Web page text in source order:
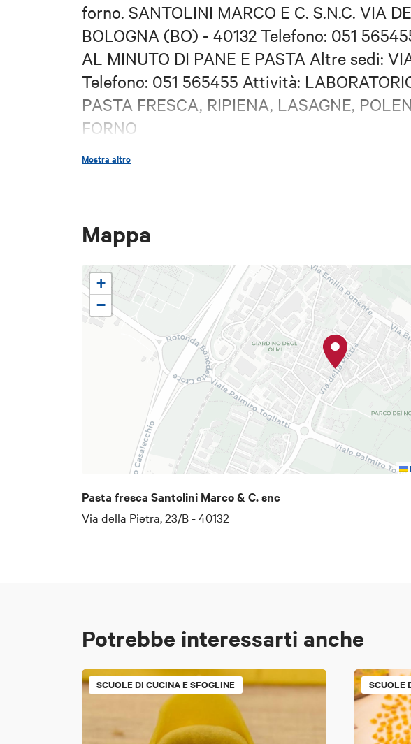
forno. SANTOLINI MARCO E C. S.N.C. VIA
BOLOGNA (BO) - 40132 Telefono: 051
AL MINUTO DI PANE E PASTA Altre sedi:
Telefono: 051 565455 Attività:
PASTA FRESCA, RIPIENA, LASAGNE,
FORNO
Mostra altro
Mappa
+
−
Pasta fresca Santolini Marco & C. snc
Via della Pietra, 23/B - 40132
Potrebbe interessarti anche
SCUOLE DI CUCINA E SFOGLINE SCUOLE